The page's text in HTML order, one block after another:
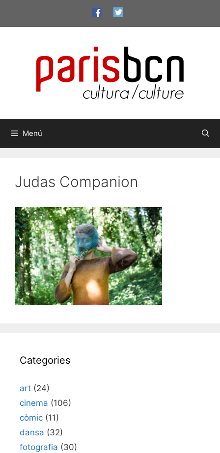
contingut
Menú
Judas Companion
Categories
art (24)
cinema (106)
còmic (11)
dansa (32)
fotografia (30)